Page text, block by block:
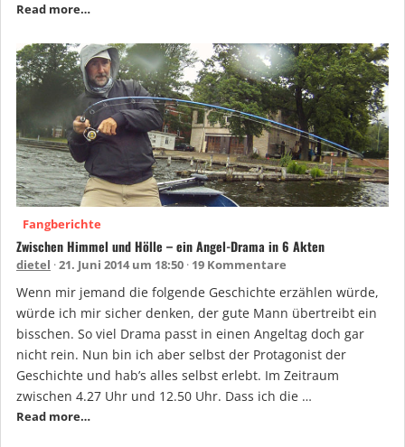
Read more…
Fangberichte
Zwischen Himmel und Hölle – ein Angel-Drama in 6 Akten
dietel 21. Juni 2014 um 18:50 19 Kommentare
Wenn mir jemand die folgende Geschichte erzählen würde,
würde ich mir sicher denken, der gute Mann übertreibt ein
bisschen. So viel Drama passt in einen Angeltag doch gar
nicht rein. Nun bin ich aber selbst der Protagonist der
Geschichte und hab’s alles selbst erlebt. Im Zeitraum
zwischen 4.27 Uhr und 12.50 Uhr. Dass ich die …
Read more…